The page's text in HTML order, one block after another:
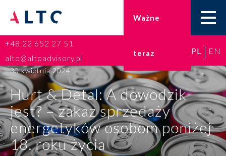
Ważne
teraz
Doradztwo podatkowe
Księgowość
Kadry i płace
+48 22 652 27 51
alto@altoadvisory.pl
PL EN
30 kwietnia 2024
Hurt & Detal: A dowodzik
jest? – zakaz sprzedaży
energetyków osobom poniżej
18. roku życia